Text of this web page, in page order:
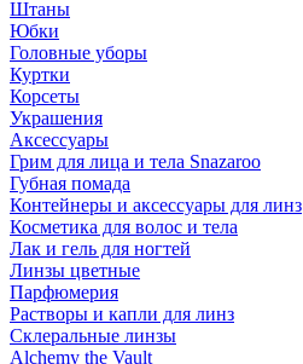
Штаны
Юбки
Головные уборы
Куртки
Корсеты
Украшения
Аксессуары
Грим для лица и тела Snazaroo
Губная помада
Контейнеры и аксессуары для линз
Косметика для волос и тела
Лак и гель для ногтей
Линзы цветные
Парфюмерия
Растворы и капли для линз
Склеральные линзы
Alchemy the Vault